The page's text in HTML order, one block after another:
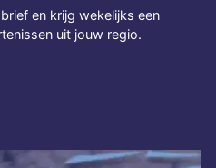
en krijg wekelijks een
uit jouw regio.